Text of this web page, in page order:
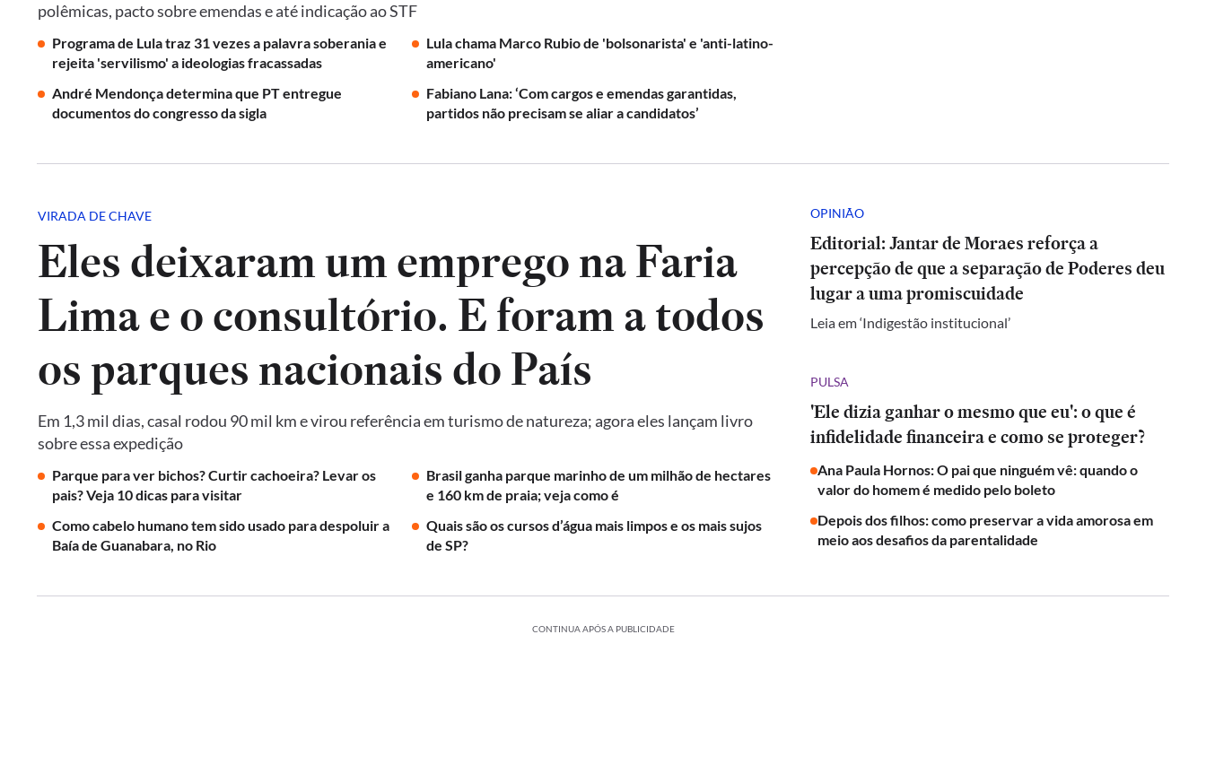
polêmicas, pacto sobre emendas e até indicação ao STF
Programa de Lula traz 31 vezes a palavra soberania e
rejeita 'servilismo' a ideologias fracassadas
Lula chama Marco Rubio de 'bolsonarista' e 'anti-latino-
americano'
André Mendonça determina que PT entregue
documentos do congresso da sigla
Fabiano Lana: ‘Com cargos e emendas garantidas,
partidos não precisam se aliar a candidatos’
VIRADA DE CHAVE
Eles deixaram um emprego na Faria
Lima e o consultório. E foram a todos
os parques nacionais do País
Em 1,3 mil dias, casal rodou 90 mil km e virou referência em turismo de natureza; agora eles lançam livro
sobre essa expedição
Parque para ver bichos? Curtir cachoeira? Levar os
pais? Veja 10 dicas para visitar
Brasil ganha parque marinho de um milhão de hectares
e 160 km de praia; veja como é
Como cabelo humano tem sido usado para despoluir a
Baía de Guanabara, no Rio
Quais são os cursos d’água mais limpos e os mais sujos
de SP?
OPINIÃO
Editorial: Jantar de Moraes reforça a
percepção de que a separação de Poderes deu
lugar a uma promiscuidade
Leia em ‘Indigestão institucional’
PULSA
'Ele dizia ganhar o mesmo que eu': o que é
infidelidade financeira e como se proteger?
Ana Paula Hornos: O pai que ninguém vê: quando o
valor do homem é medido pelo boleto
Depois dos filhos: como preservar a vida amorosa em
meio aos desafios da parentalidade
CONTINUA APÓS A PUBLICIDADE